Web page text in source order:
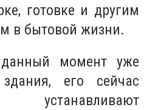
готовке и другим
в бытовой жизни.
момент уже
здания, его сейчас